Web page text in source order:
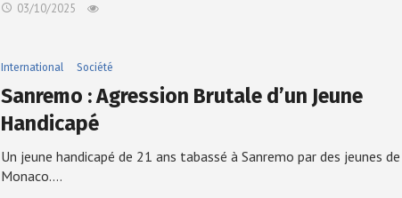
03/10/2025
International Société
Sanremo : Agression Brutale d’un Jeune
Handicapé
Un jeune handicapé de 21 ans tabassé à Sanremo par des jeunes de
Monaco.…